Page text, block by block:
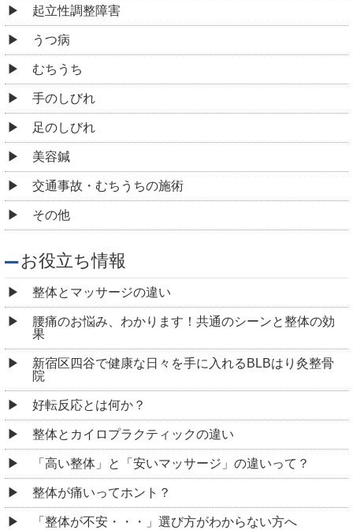
起立性調整障害
うつ病
むちうち
手のしびれ
足のしびれ
美容鍼
交通事故・むちうちの施術
その他
お役立ち情報
整体とマッサージの違い
腰痛のお悩み、わかります！共通のシーンと整体の効
果
新宿区四谷で健康な日々を手に入れるBLBはり灸整骨
院
好転反応とは何か？
整体とカイロプラクティックの違い
「高い整体」と「安いマッサージ」の違いって？
整体が痛いってホント？
「整体が不安・・・」選び方がわからない方へ